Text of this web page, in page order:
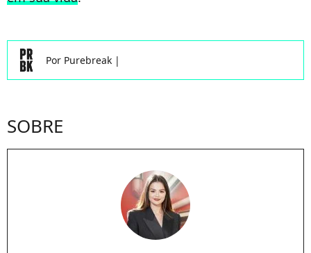
Por Purebreak |
SOBRE